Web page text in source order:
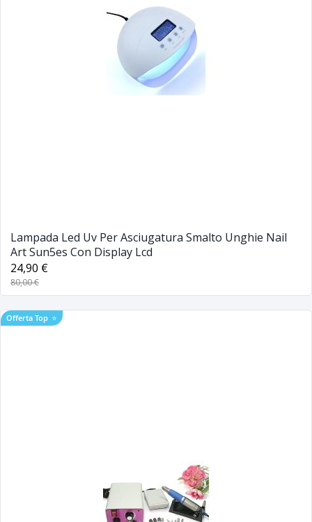
Lampada Led Uv Per Asciugatura Smalto Unghie Nail
Art Sun5es Con Display Lcd
24,90 €
80,00 €
Offerta Top ⭐